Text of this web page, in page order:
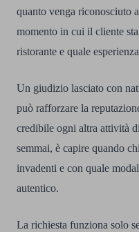
quanto venga riconosciuto
momento in cui il cliente
ristorante e quale
Un giudizio lasciato con
può rafforzare la
credibile ogni altra attività
semmai, è capire quando
invadenti e con quale
autentico.
La richiesta funziona solo